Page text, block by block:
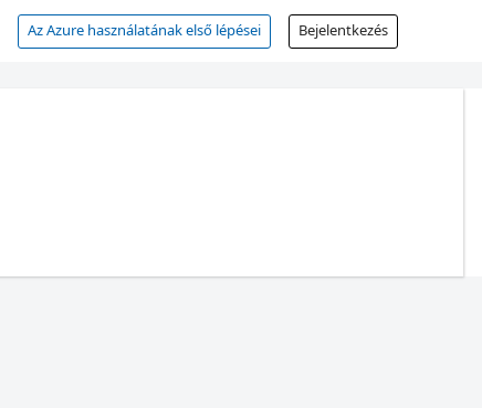
Az Azure használatának első lépései Bejelentkezés